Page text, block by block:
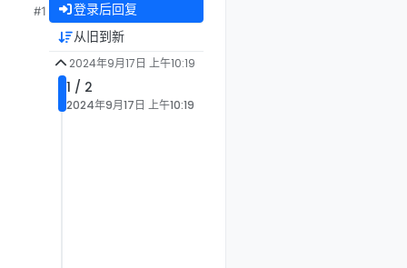
#1 登录后回复
从旧到新
2024年9月17日 上午10:19
1 / 2
2024年9月17日 上午10:19